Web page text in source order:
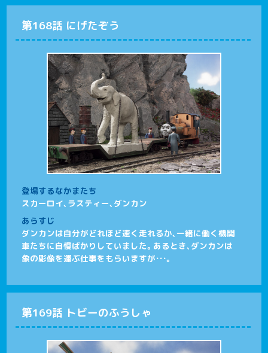
第168話 にげたぞう
登場するなかまたち
スカーロイ、ラスティー、ダンカン
あらすじ
ダンカンは自分がどれほど速く走れるか、一緒に働く機関
車たちに自慢ばかりしていました。あるとき、ダンカンは
象の彫像を運ぶ仕事をもらいますが・・・。
第169話 トビーのふうしゃ